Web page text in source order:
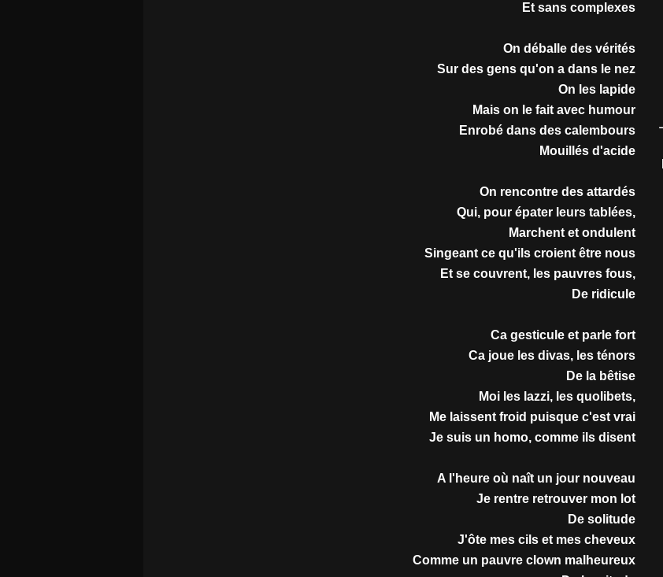
Et sans complexes
On déballe des vérités
Sur des gens qu'on a dans le nez
On les lapide
Mais on le fait avec humour
Enrobé dans des calembours
Mouillés d'acide
On rencontre des attardés
Qui, pour épater leurs tablées,
Marchent et ondulent
Singeant ce qu'ils croient être nous
Et se couvrent, les pauvres fous,
De ridicule
Ca gesticule et parle fort
Ca joue les divas, les ténors
De la bêtise
Moi les lazzi, les quolibets,
Me laissent froid puisque c'est vrai
Je suis un homo, comme ils disent
A l'heure où naît un jour nouveau
Je rentre retrouver mon lot
De solitude
J'ôte mes cils et mes cheveux
Comme un pauvre clown malheureux